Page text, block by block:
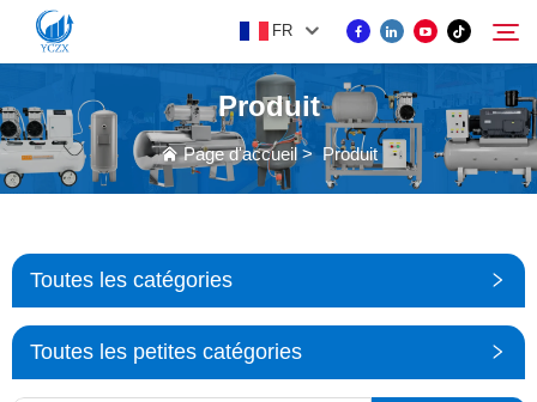
FR
PRODUIT
ACTUALITÉS
CONTACTEZ-NOUS
Rechercher
Produit
Page d'accueil> Produit
Toutes les catégories
Toutes les petites catégories